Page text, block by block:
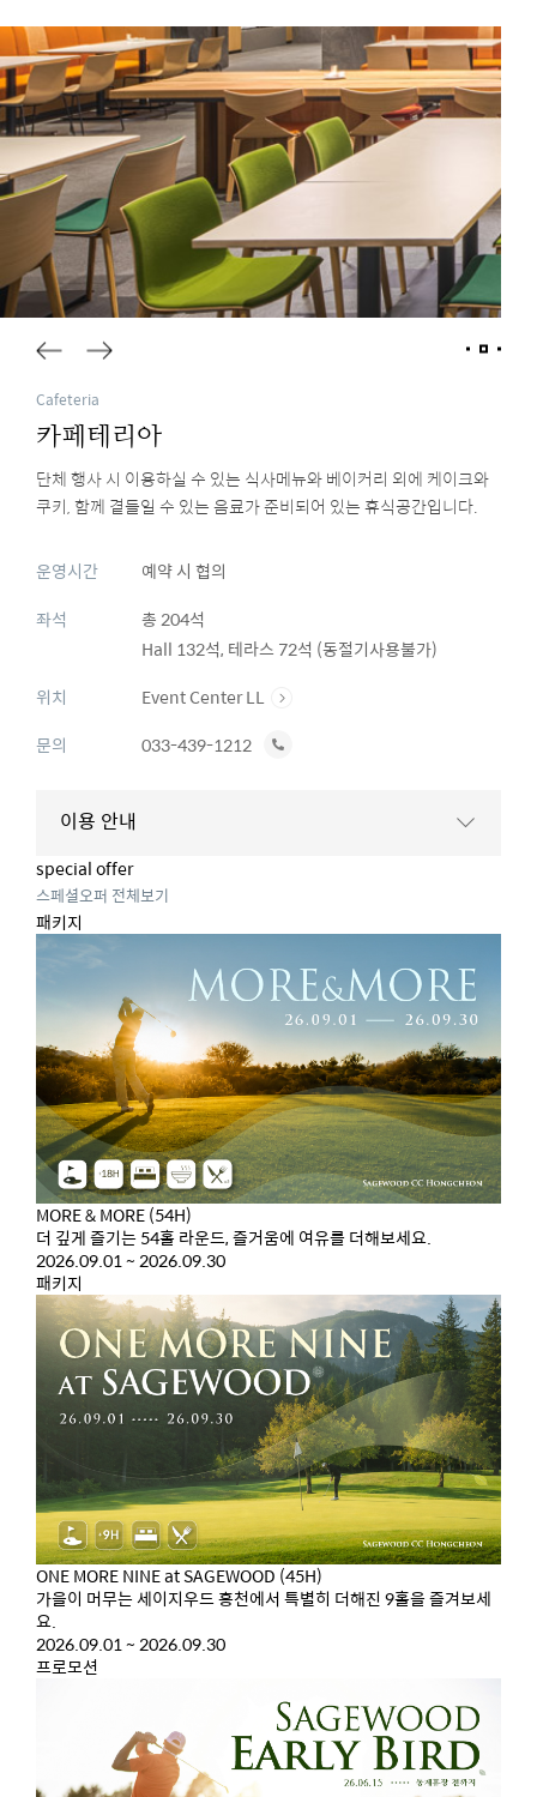
Cafeteria
카페테리아
단체 행사 시 이용하실 수 있는 식사메뉴와 베이커리 외에 케이크와
쿠키, 함께 곁들일 수 있는 음료가 준비되어 있는 휴식공간입니다.
운영시간
예약 시 협의
좌석
총 204석
Hall 132석, 테라스 72석 (동절기사용불가)
위치
Event Center LL
문의
033-439-1212
전
이용 안내
special offer
스페셜오퍼 전체보기
패키지
MORE & MORE (54H)
더 깊게 즐기는 54홀 라운드, 즐거움에 여유를 더해보세요.
2026.09.01 ~ 2026.09.30
패키지
ONE MORE NINE at SAGEWOOD (45H)
가을이 머무는 세이지우드 홍천에서 특별히 더해진 9홀을 즐겨보세
요.
2026.09.01 ~ 2026.09.30
프로모션